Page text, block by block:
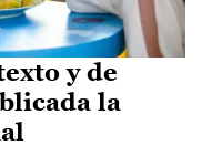
y de
la